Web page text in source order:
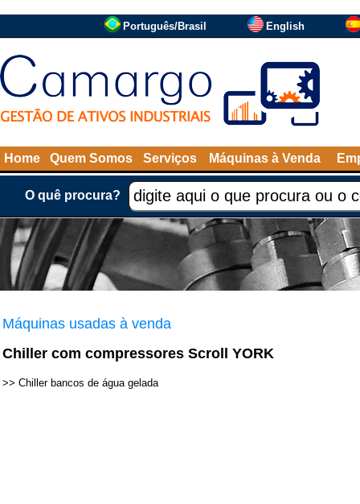
Português/Brasil English
Home Quem Somos Serviços Máquinas à Venda
O quê procura?
Máquinas usadas à venda
Chiller com compressores Scroll YORK
>> Chiller bancos de água gelada